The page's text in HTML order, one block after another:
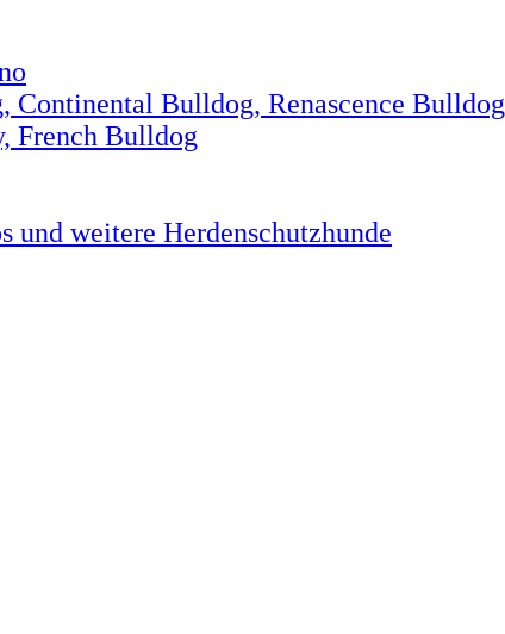
Bulldog, Renascence Bulldog
French Bulldog
und weitere Herdenschutzhunde